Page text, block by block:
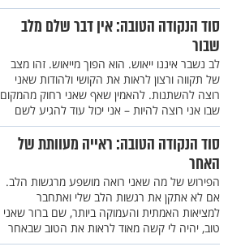
סוד הנקודה הטובה: אין דבר שלם מלב
שבור
לב נשבר איננו ייאוש. הוא הפוך מייאוש. זהו מצב
של תקווה ורצון לראות את הקושי ולהודות שאני
רוצה להשתנות. להאמין שאף שאני רחוק מהמקום
שבו אני רוצה להיות – אני יכול עוד להגיע לשם
סוד הנקודה הטובה: ראייה מעוותת של
האחר
הפירוש של מה שאני רואה מושפע מרגשות הלב.
אם לא אתקן את רגשות הלב שלי ואתחבר
למציאות האמתית והעמוקה ביותר, שם ברור שאני
טוב, יהיה לי קשה מאוד לראות את הטוב שבאחר